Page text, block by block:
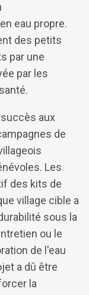
eau propre.
des petits
par une
par les
aux
de
Les
des kits de
village cible a
sous la
ou le
de l'eau
a dû être
la